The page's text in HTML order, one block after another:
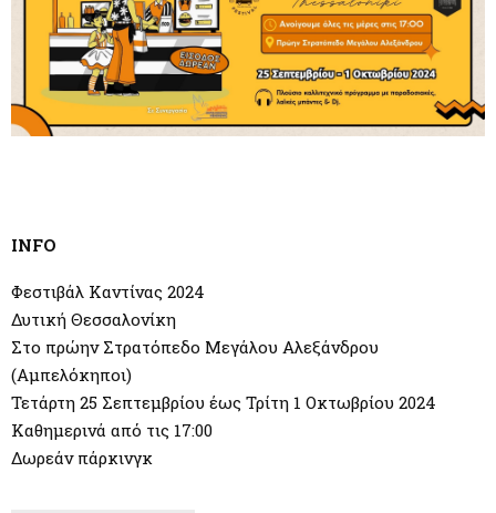
INFO
Φεστιβάλ Καντίνας 2024
Δυτική Θεσσαλονίκη
Στο πρώην Στρατόπεδο Μεγάλου Αλεξάνδρου
(Αμπελόκηποι)
Τετάρτη 25 Σεπτεμβρίου έως Τρίτη 1 Οκτωβρίου 2024
Καθημερινά από τις 17:00
Δωρεάν πάρκινγκ